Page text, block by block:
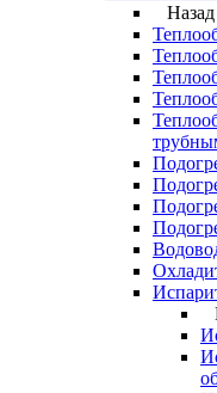
Назад